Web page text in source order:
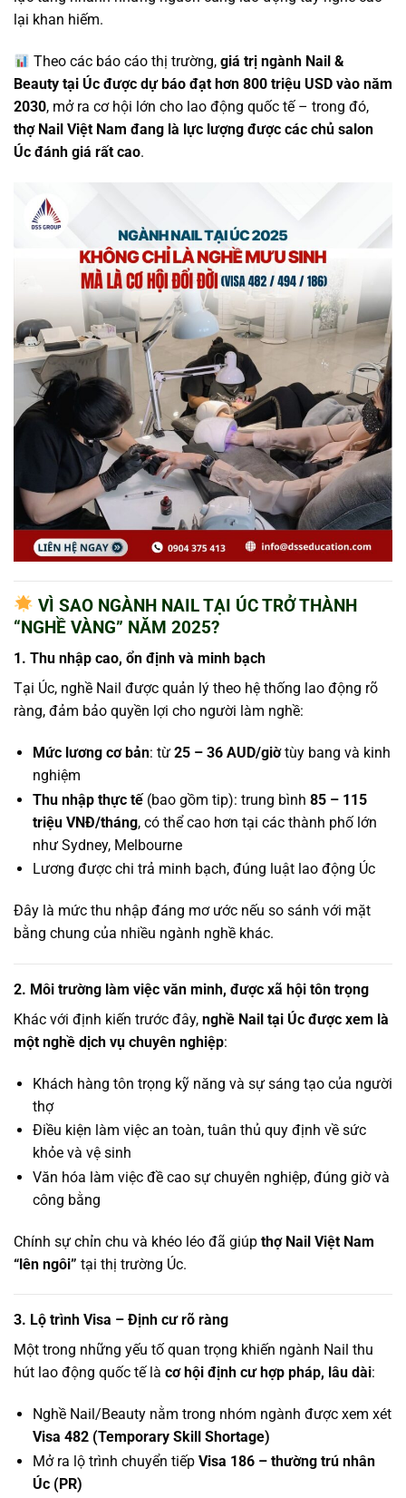
lại khan hiếm.
Theo các báo cáo thị trường,giá trị ngành Nail &
Beauty tại Úc được dự báo đạt hơn 800 triệu USD vào năm
2030, mở ra cơ hội lớn cho lao động quốc tế – trong đó,
thợ Nail Việt Nam đang là lực lượng được các chủ salon
Úc đánh giá rất cao.
VÌ SAO NGÀNH NAIL TẠI ÚC TRỞ THÀNH
“NGHỀ VÀNG” NĂM 2025?
1. Thu nhập cao, ổn định và minh bạch
Tại Úc, nghề Nail được quản lý theo hệ thống lao động rõ
ràng, đảm bảo quyền lợi cho người làm nghề:
Mức lương cơ bản: từ 25 – 36 AUD/giờtùy bang và kinh
nghiệm
Thu nhập thực tế(bao gồm tip): trung bình 85 – 115
triệu VNĐ/tháng, có thể cao hơn tại các thành phố lớn
như Sydney, Melbourne
Lương được chi trả minh bạch, đúng luật lao động Úc
Đây là mức thu nhập đáng mơ ước nếu so sánh với mặt
bằng chung của nhiều ngành nghề khác.
2. Môi trường làm việc văn minh, được xã hội tôn trọng
Khác với định kiến trước đây, nghề Nail tại Úc được xem là
một nghề dịch vụ chuyên nghiệp:
Khách hàng tôn trọng kỹ năng và sự sáng tạo của người
thợ
Điều kiện làm việc an toàn, tuân thủ quy định về sức
khỏe và vệ sinh
Văn hóa làm việc đề cao sự chuyên nghiệp, đúng giờ và
công bằng
Chính sự chỉn chu và khéo léo đã giúp thợ Nail Việt Nam
“lên ngôi” tại thị trường Úc.
3. Lộ trình Visa – Định cư rõ ràng
Một trong những yếu tố quan trọng khiến ngành Nail thu
hút lao động quốc tế là cơ hội định cư hợp pháp, lâu dài:
Nghề Nail/Beauty nằm trong nhóm ngành được xem xét
Visa 482 (Temporary Skill Shortage)
Mở ra lộ trình chuyển tiếp Visa 186 – thường trú nhân
Úc (PR)